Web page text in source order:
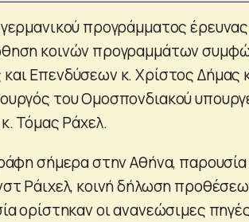
προγράμματος έρευνας
κοινών προγραμμάτων
Επενδύσεων κ. Χρίστος Δήμας
του Ομοσπονδιακού
Τόμας Ράχελ.
σήμερα στην Αθήνα, παρουσία
Ράιχελ, κοινή δήλωση
ορίστηκαν οι ανανεώσιμες